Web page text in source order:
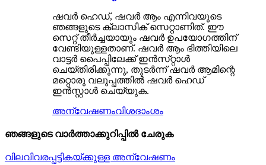
ഷവർ ഹെഡ്, ഷവർ ആം എന്നിവയുടെ
ഞങ്ങളുടെ ക്ലാസിക് സെറ്റാണിത്. ഈ
സെറ്റ് തീർച്ചയായും ഷവർ ഉപയോഗത്തിന്
വേണ്ടിയുള്ളതാണ്. ഷവർ ആം ഭിത്തിയിലെ
വാട്ടർ പൈപ്പിലേക്ക് ഇൻസ്‌റ്റാൾ
ചെയ്‌തിരിക്കുന്നു, തുടർന്ന് ഷവർ ആമിന്റെ
മറ്റൊരു വലുപ്പത്തിൽ ഷവർ ഹെഡ്
ഇൻസ്റ്റാൾ ചെയ്യുക.
അന്വേഷണംവിശദാംശം
ഞങ്ങളുടെ വാർത്താക്കുറിപ്പിൽ ചേരുക
വിലവിവരപ്പട്ടികയ്ക്കുള്ള അന്വേഷണം